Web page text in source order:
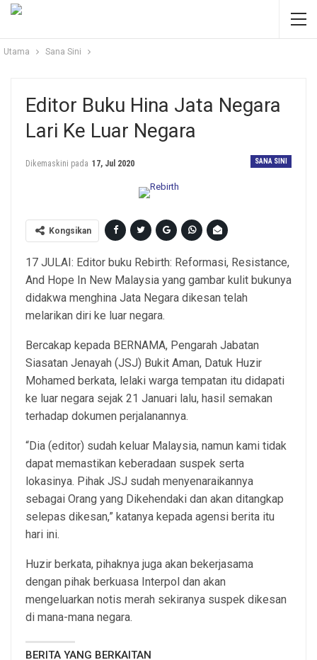
Utama Sana Sini
Editor Buku Hina Jata Negara
Lari Ke Luar Negara
SANA SINI
Dikemaskini pada 17, Jul 2020
Kongsikan
17 JULAI: Editor buku Rebirth: Reformasi, Resistance,
And Hope In New Malaysia yang gambar kulit bukunya
didakwa menghina Jata Negara dikesan telah
melarikan diri ke luar negara.
Bercakap kepada BERNAMA, Pengarah Jabatan
Siasatan Jenayah (JSJ) Bukit Aman, Datuk Huzir
Mohamed berkata, lelaki warga tempatan itu didapati
ke luar negara sejak 21 Januari lalu, hasil semakan
terhadap dokumen perjalanannya.
“Dia (editor) sudah keluar Malaysia, namun kami tidak
dapat memastikan keberadaan suspek serta
lokasinya. Pihak JSJ sudah menyenaraikannya
sebagai Orang yang Dikehendaki dan akan ditangkap
selepas dikesan,” katanya kepada agensi berita itu
hari ini.
Huzir berkata, pihaknya juga akan bekerjasama
dengan pihak berkuasa Interpol dan akan
mengeluarkan notis merah sekiranya suspek dikesan
di mana-mana negara.
BERITA YANG BERKAITAN